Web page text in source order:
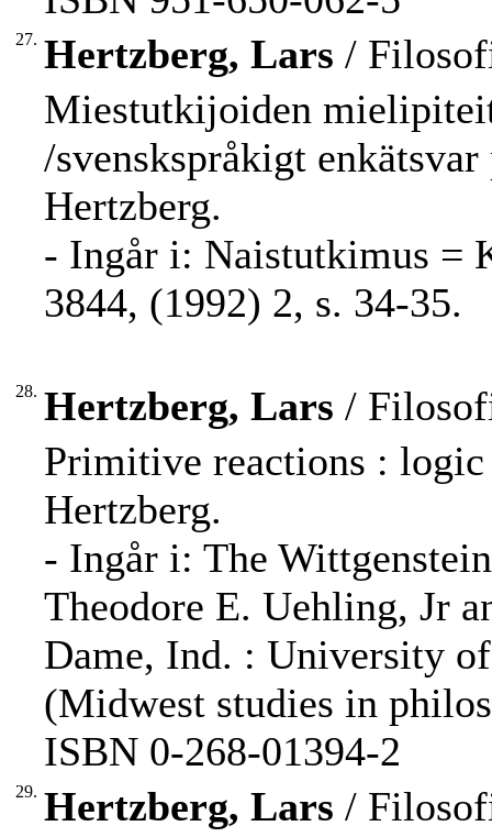
27. Hertzberg, Lars /
Miestutkijoiden
/svenskspråkigt
Hertzberg.
- Ingår i: Naistutkimus =
3844, (1992) 2, s. 34-35.
28. Hertzberg, Lars /
Primitive reactions :
Hertzberg.
- Ingår i: The
Theodore E. Uehling, Jr
Dame, Ind. : University
(Midwest studies in
ISBN 0-268-01394-2
29. Hertzberg, Lars /